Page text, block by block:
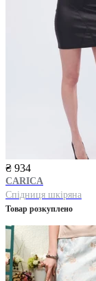
₴ 934
CARICA
Спідниця шкіряна
Товар розкуплено